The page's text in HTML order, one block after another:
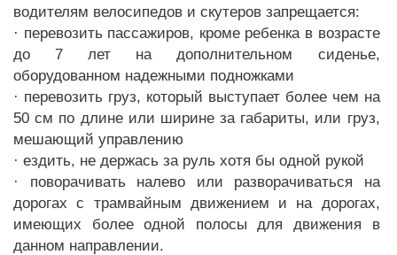
водителям велосипедов и скутеров запрещается:
· перевозить пассажиров, кроме ребенка в возрасте
до 7 лет на дополнительном сиденье,
оборудованном надежными подножками
· перевозить груз, который выступает более чем на
50 см по длине или ширине за габариты, или груз,
мешающий управлению
· ездить, не держась за руль хотя бы одной рукой
· поворачивать налево или разворачиваться на
дорогах с трамвайным движением и на дорогах,
имеющих более одной полосы для движения в
данном направлении.